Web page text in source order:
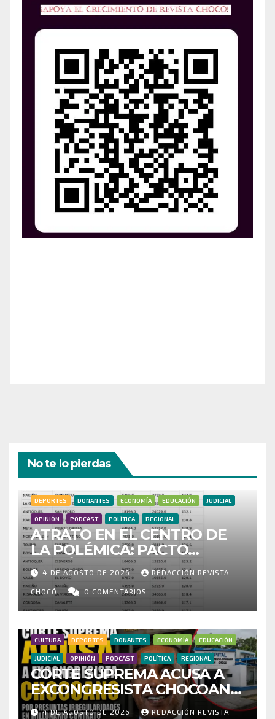
No te lo pierdas
DEPORTES DONANTES ECONOMÍA EDUCACIÓN JUDICIAL
OPINIÓN PODCAST POLÍTICA REGIONAL
ATRATO EN EL CENTRO DE
LA POLÉMICA: PACTO
HISTÓRICO CUESTIONA
CENSO ELECTORAL Y PIDE
INVESTIGAR PRESUNTO
FRAUDE
4 DE AGOSTO DE 2026 REDACCIÓN REVISTA
CHOCÓ 0 COMENTARIOS
CULTURA DEPORTES DONANTES ECONOMÍA EDUCACIÓN
JUDICIAL OPINIÓN PODCAST POLÍTICA REGIONAL
CORTE SUPREMA ACUSA A
EXCONGRESISTA CHOCOANO
POR PRESUNTAS
4 DE AGOSTO DE 2026 REDACCIÓN REVISTA